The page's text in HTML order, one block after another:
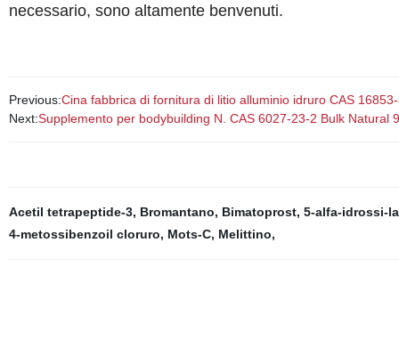
necessario, sono altamente benvenuti.
Previous:Cina fabbrica di fornitura di litio alluminio idruro CAS
Next:Supplemento per bodybuilding N. CAS 6027-23-2 Bulk
Acetil tetrapeptide-3, Bromantano, Bimatoprost, 5-alfa-idrossi-
4-metossibenzoil cloruro, Mots-C, Melittino,